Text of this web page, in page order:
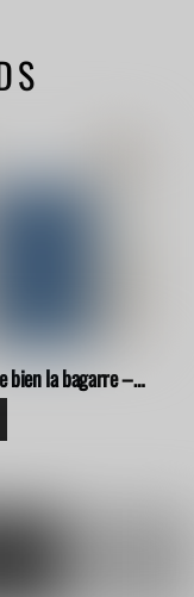
Moi j’aime bien la bagarre – KID